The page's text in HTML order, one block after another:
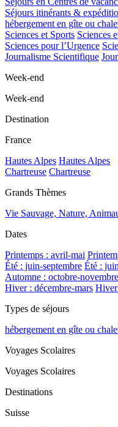
Séjours itinérants &
hébergement en gîte ou
Sciences et Sports Sciences
Sciences pour l’Urgence
Journalisme Scientifique
Week-end
Week-end
Destination
France
Hautes Alpes Hautes Alpes
Chartreuse Chartreuse
Grands Thèmes
Vie Sauvage, Nature,
Dates
Printemps : avril-mai
Été : juin-septembre Été :
Automne : octobre-novembre
Hiver : décembre-mars Hiver
Types de séjours
hébergement en gîte ou
Voyages Scolaires
Voyages Scolaires
Destinations
Suisse